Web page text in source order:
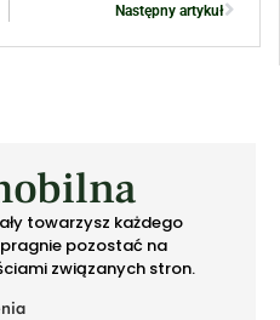
Następny artykuł
towarzysz każdego
pragnie pozostać na
związanych stron.